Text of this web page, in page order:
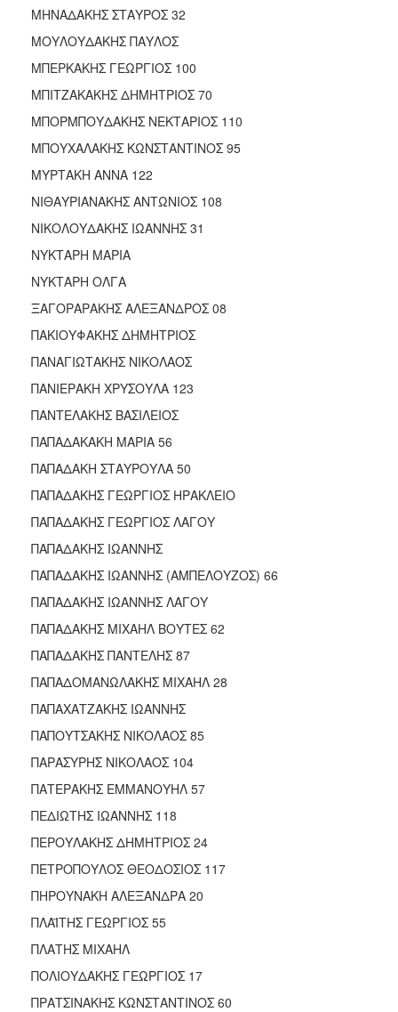
ΜΗΝΑΔΑΚΗΣ ΣΤΑΥΡΟΣ 32
ΜΟΥΛΟΥΔΑΚΗΣ ΠΑΥΛΟΣ
ΜΠΕΡΚΑΚΗΣ ΓΕΩΡΓΙΟΣ 100
ΜΠΙΤΖΑΚΑΚΗΣ ΔΗΜΗΤΡΙΟΣ 70
ΜΠΟΡΜΠΟΥΔΑΚΗΣ ΝΕΚΤΑΡΙΟΣ 110
ΜΠΟΥΧΑΛΑΚΗΣ ΚΩΝΣΤΑΝΤΙΝΟΣ 95
ΜΥΡΤΑΚΗ ΑΝΝΑ 122
ΝΙΘΑΥΡΙΑΝΑΚΗΣ ΑΝΤΩΝΙΟΣ 108
ΝΙΚΟΛΟΥΔΑΚΗΣ ΙΩΑΝΝΗΣ 31
ΝΥΚΤΑΡΗ ΜΑΡΙΑ
ΝΥΚΤΑΡΗ ΟΛΓΑ
ΞΑΓΟΡΑΡΑΚΗΣ ΑΛΕΞΑΝΔΡΟΣ 08
ΠΑΚΙΟΥΦΑΚΗΣ ΔΗΜΗΤΡΙΟΣ
ΠΑΝΑΓΙΩΤΑΚΗΣ ΝΙΚΟΛΑΟΣ
ΠΑΝΙΕΡΑΚΗ ΧΡΥΣΟΥΛΑ 123
ΠΑΝΤΕΛΑΚΗΣ ΒΑΣΙΛΕΙΟΣ
ΠΑΠΑΔΑΚΑΚΗ ΜΑΡΙΑ 56
ΠΑΠΑΔΑΚΗ ΣΤΑΥΡΟΥΛΑ 50
ΠΑΠΑΔΑΚΗΣ ΓΕΩΡΓΙΟΣ ΗΡΑΚΛΕΙΟ
ΠΑΠΑΔΑΚΗΣ ΓΕΩΡΓΙΟΣ ΛΑΓΟΥ
ΠΑΠΑΔΑΚΗΣ ΙΩΑΝΝΗΣ
ΠΑΠΑΔΑΚΗΣ ΙΩΑΝΝΗΣ (ΑΜΠΕΛΟΥΖΟΣ) 66
ΠΑΠΑΔΑΚΗΣ ΙΩΑΝΝΗΣ ΛΑΓΟΥ
ΠΑΠΑΔΑΚΗΣ ΜΙΧΑΗΛ ΒΟΥΤΕΣ 62
ΠΑΠΑΔΑΚΗΣ ΠΑΝΤΕΛΗΣ 87
ΠΑΠΑΔΟΜΑΝΩΛΑΚΗΣ ΜΙΧΑΗΛ 28
ΠΑΠΑΧΑΤΖΑΚΗΣ ΙΩΑΝΝΗΣ
ΠΑΠΟΥΤΣΑΚΗΣ ΝΙΚΟΛΑΟΣ 85
ΠΑΡΑΣΥΡΗΣ ΝΙΚΟΛΑΟΣ 104
ΠΑΤΕΡΑΚΗΣ ΕΜΜΑΝΟΥΗΛ 57
ΠΕΔΙΩΤΗΣ ΙΩΑΝΝΗΣ 118
ΠΕΡΟΥΛΑΚΗΣ ΔΗΜΗΤΡΙΟΣ 24
ΠΕΤΡΟΠΟΥΛΟΣ ΘΕΟΔΟΣΙΟΣ 117
ΠΗΡΟΥΝΑΚΗ ΑΛΕΞΑΝΔΡΑ 20
ΠΛΑΪΤΗΣ ΓΕΩΡΓΙΟΣ 55
ΠΛΑΤΗΣ ΜΙΧΑΗΛ
ΠΟΛΙΟΥΔΑΚΗΣ ΓΕΩΡΓΙΟΣ 17
ΠΡΑΤΣΙΝΑΚΗΣ ΚΩΝΣΤΑΝΤΙΝΟΣ 60